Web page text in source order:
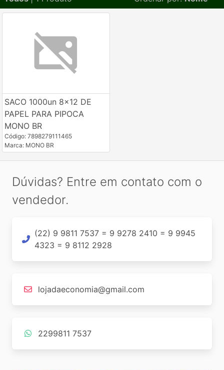
SACO 1000un 8x12 DE
PAPEL PARA PIPOCA
MONO BR
Código: 7898279111465
Marca: MONO BR
Dúvidas? Entre em contato com o
vendedor.
(22) 9 9811 7537 = 9 9278 2410 = 9 9945
4323 = 9 8112 2928
lojadaeconomia@gmail.com
2299811 7537